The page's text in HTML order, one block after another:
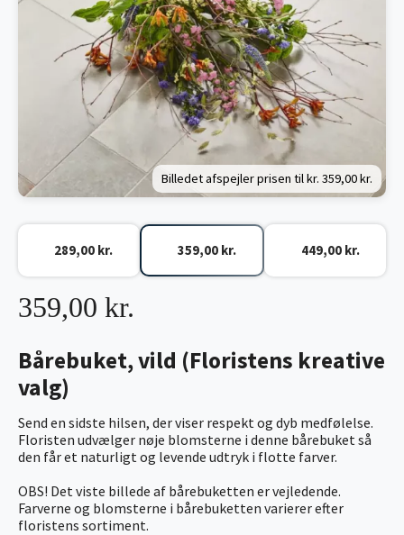
Billedet afspejler prisen til kr. 359,00 kr.
Bårebuket, vild (Floristens kreative
valg)
Send en sidste hilsen, der viser respekt og dyb medfølelse.
Floristen udvælger nøje blomsterne i denne bårebuket så
den får et naturligt og levende udtryk i flotte farver.
OBS! Det viste billede af bårebuketten er vejledende.
Farverne og blomsterne i bårebuketten varierer efter
floristens sortiment.
359,00 kr.
289,00 kr. 359,00 kr. 449,00 kr.